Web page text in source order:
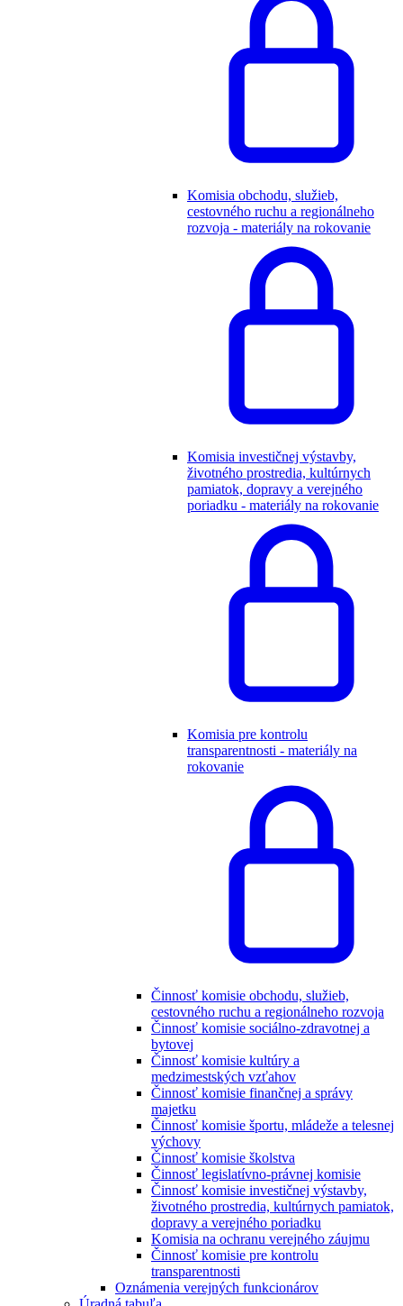
Komisia obchodu, služieb,
cestovného ruchu a regionálneho
rozvoja - materiály na rokovanie
Komisia investičnej výstavby,
životného prostredia, kultúrnych
pamiatok, dopravy a verejného
poriadku - materiály na rokovanie
Komisia pre kontrolu
transparentnosti - materiály na
rokovanie
Činnosť komisie obchodu, služieb,
cestovného ruchu a regionálneho rozvoja
Činnosť komisie sociálno-zdravotnej a
bytovej
Činnosť komisie kultúry a
medzimestských vzťahov
Činnosť komisie finančnej a správy
majetku
Činnosť komisie športu, mládeže a telesnej
výchovy
Činnosť komisie školstva
Činnosť legislatívno-právnej komisie
Činnosť komisie investičnej výstavby,
životného prostredia, kultúrnych pamiatok,
dopravy a verejného poriadku
Komisia na ochranu verejného záujmu
Činnosť komisie pre kontrolu
transparentnosti
Oznámenia verejných funkcionárov